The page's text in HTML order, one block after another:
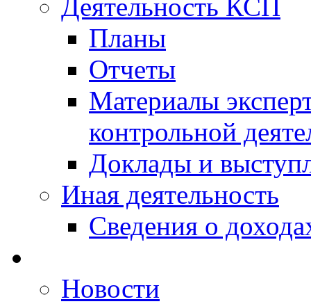
Деятельность КСП
Планы
Отчеты
Материалы
контрольной
Доклады и
Иная деятельность
Сведения о
Новости